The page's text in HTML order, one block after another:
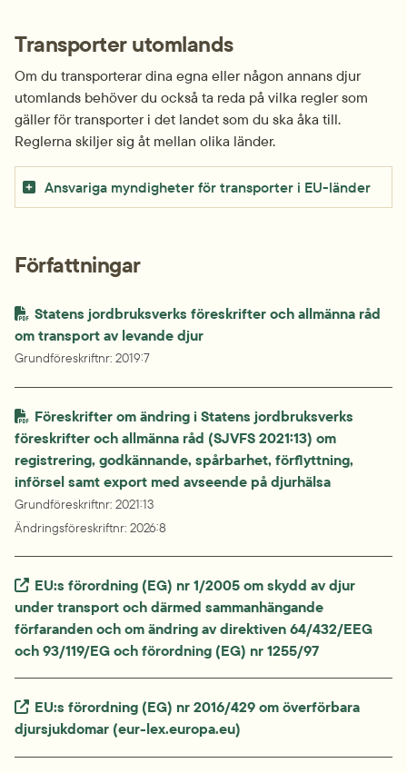
Transporter utomlands
Om du transporterar dina egna eller någon annans djur
utomlands behöver du också ta reda på vilka regler som
gäller för transporter i det landet som du ska åka till.
Reglerna skiljer sig åt mellan olika länder.
Ansvariga myndigheter för transporter i EU-länder
Författningar
Statens jordbruksverks föreskrifter och allmänna råd
om transport av levande djur
Grundföreskriftnr: 2019:7
Föreskrifter om ändring i Statens jordbruksverks
föreskrifter och allmänna råd (SJVFS 2021:13) om
registrering, godkännande, spårbarhet, förflyttning,
införsel samt export med avseende på djurhälsa
Grundföreskriftnr: 2021:13
Ändringsföreskriftnr: 2026:8
Extern länk.
EU:s förordning (EG) nr 1/2005 om skydd av djur
under transport och därmed sammanhängande
förfaranden och om ändring av direktiven 64/432/EEG
och 93/119/EG och förordning (EG) nr 1255/97
Extern länk.
EU:s förordning (EG) nr 2016/429 om överförbara
djursjukdomar (eur-lex.europa.eu)